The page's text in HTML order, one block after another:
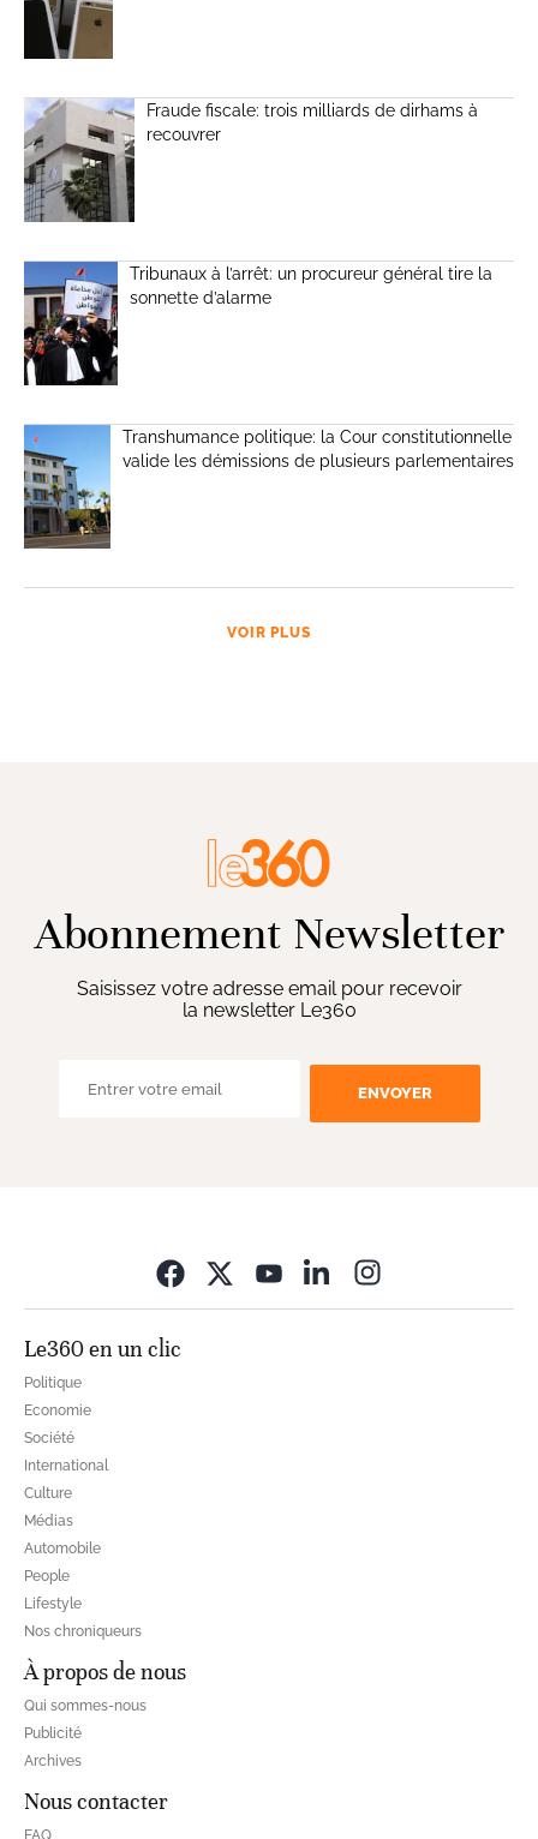
Fraude fiscale: trois milliards de dirhams à
recouvrer
Tribunaux à l’arrêt: un procureur général tire la
sonnette d’alarme
Transhumance politique: la Cour constitutionnelle
valide les démissions de plusieurs parlementaires
VOIR PLUS
Abonnement Newsletter
Saisissez votre adresse email pour recevoir
la newsletter Le360
ENVOYER
Le360 en un clic
Politique
Economie
Société
International
Culture
Médias
Automobile
People
Lifestyle
Nos chroniqueurs
À propos de nous
Qui sommes-nous
Publicité
Archives
Nous contacter
FAQ